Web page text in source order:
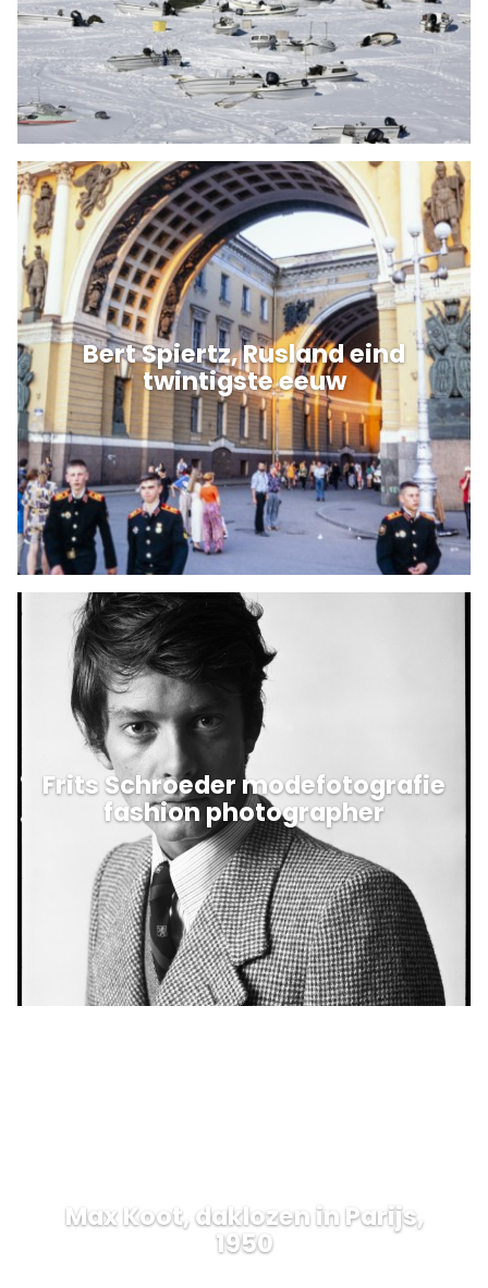
Bert Spiertz, Rusland eind
twintigste eeuw
Frits Schroeder modefotografie
fashion photographer
Max Koot, daklozen in Parijs,
1950